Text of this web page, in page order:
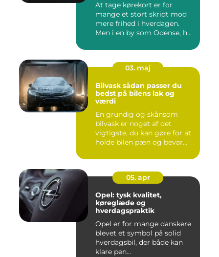
At tage kørekort er for
mange et stort skridt mod
mere frihed i hverdagen.
Men i en by som Odense, h...
03. maj
Bilvask sådan passer du
bedst på bilens lak og
værdi
En grundig og skånsom
bilvask er noget af det
vigtigste, du kan gøre for at
holde bilen pæn og bevar...
05. apr
Opel: tysk kvalitet,
køreglæde og
hverdagspraktik
Opel er for mange danskere
blevet et symbol på solid
hverdagsbil, der både kan
klare pen...